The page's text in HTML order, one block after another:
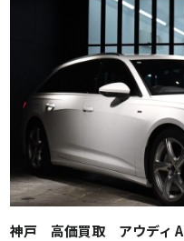
神戸 高価買取 アウディ